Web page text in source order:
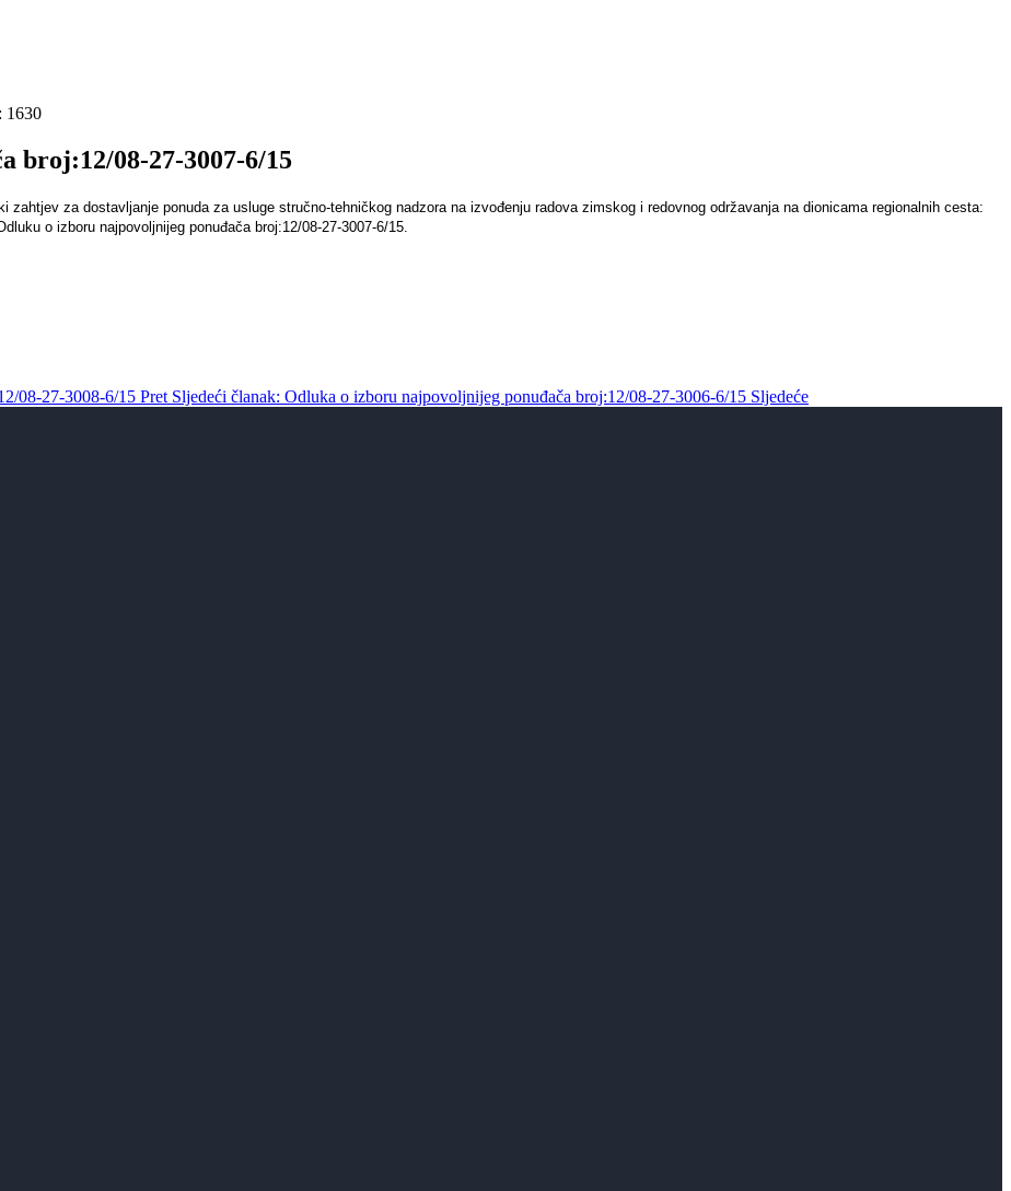
1630
broj:12/08-27-3007-6/15
za dostavljanje ponuda za usluge stručno-tehničkog nadzora na izvođenju radova zimskog i redovnog održavanja na dionicama regionalnih cesta:
o izboru najpovoljnijeg ponuđača broj:12/08-27-3007-6/15.
08-27-3008-6/15 Pret Sljedeći članak: Odluka o izboru najpovoljnijeg ponuđača broj:12/08-27-3006-6/15 Sljedeće